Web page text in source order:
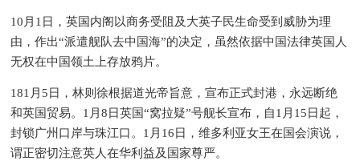
10月1日，英国内阁以商务受阻及大英子民生命受到威胁为理
由，作出“派遣舰队去中国海”的决定，虽然依据中国法律英国人
无权在中国领土上存放鸦片。
181月5日，林则徐根据道光帝旨意，宣布正式封港，永远断绝
和英国贸易。1月8日英国“窝拉疑”号舰长宣布，自1月15日起，
封锁广州口岸与珠江口。1月16日，维多利亚女王在国会演说，
谓正密切注意英人在华利益及国家尊严。